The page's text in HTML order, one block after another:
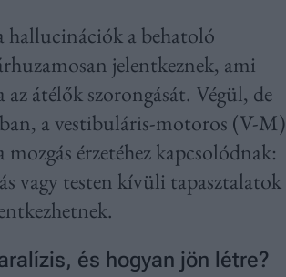
hallucinációk a behatoló
jelentkeznek, ami
átélők szorongását. Végül, de
a vestibuláris-motoros (V-M)
érzetéhez kapcsolódnak:
vagy testen kívüli tapasztalatok
és hogyan jön létre?